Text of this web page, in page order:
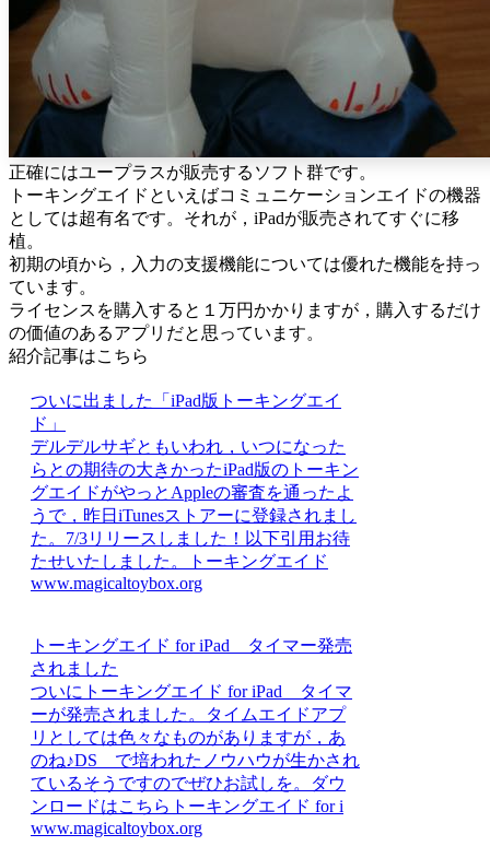
正確にはユープラスが販売するソフト群です。
トーキングエイドといえばコミュニケーションエイドの機器
としては超有名です。それが，iPadが販売されてすぐに移
植。
初期の頃から，入力の支援機能については優れた機能を持っ
ています。
ライセンスを購入すると１万円かかりますが，購入するだけ
の価値のあるアプリだと思っています。
紹介記事はこちら
ついに出ました「iPad版トーキングエイ
ド」
デルデルサギともいわれ，いつになった
らとの期待の大きかったiPad版のトーキン
グエイドがやっとAppleの審査を通ったよ
うで，昨日iTunesストアーに登録されまし
た。7/3リリースしました！以下引用お待
たせいたしました。トーキングエイド
www.magicaltoybox.org
トーキングエイド for iPad タイマー発売
されました
ついにトーキングエイド for iPad タイマ
ーが発売されました。タイムエイドアプ
リとしては色々なものがありますが，あ
のね♪DS で培われたノウハウが生かされ
ているそうですのでぜひお試しを。ダウ
ンロードはこちらトーキングエイド for i
www.magicaltoybox.org